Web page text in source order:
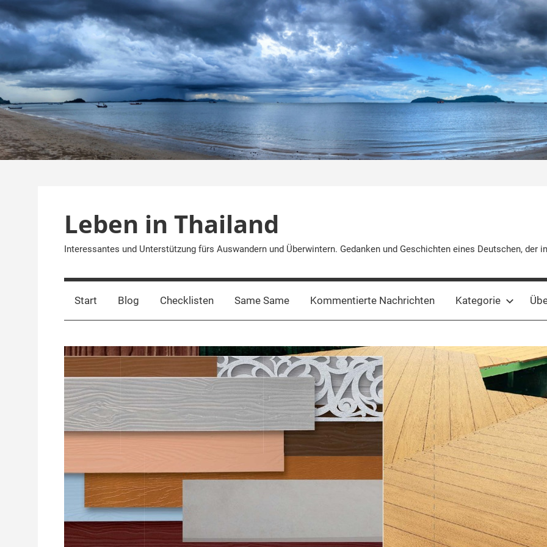
Zum
Inhalt
springen
Leben in Thailand
Interessantes und Unterstützung fürs Auswandern und Überwintern. Gedanken und Geschichten eines Deutschen, der
Start Blog Checklisten Same Same Kommentierte Nachrichten Kategorie